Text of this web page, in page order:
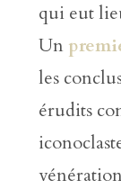
qui eut
Un
les
érudits